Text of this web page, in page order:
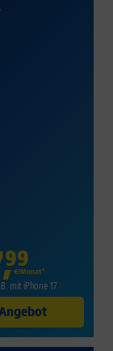
,99
€/Monat*
mit iPhone 17